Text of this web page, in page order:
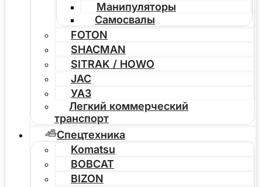
Манипуляторы
Самосвалы
FOTON
SHACMAN
SITRAK / HOWO
JAC
УАЗ
Легкий коммерческий
транспорт
Спецтехника
Komatsu
BOBCAT
BIZON